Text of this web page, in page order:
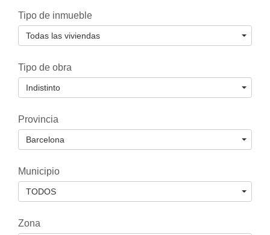
Tipo de inmueble
Todas las viviendas
Tipo de obra
Indistinto
Provincia
Barcelona
Municipio
TODOS
Zona